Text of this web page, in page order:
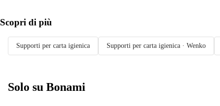
Scopri di più
Supporti per carta igienica Supporti per carta igienica · Wenko
Solo su Bonami